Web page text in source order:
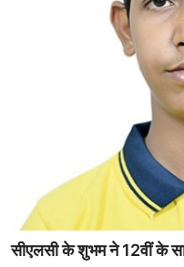
सीएलसी के शुभम ने 12वीं के